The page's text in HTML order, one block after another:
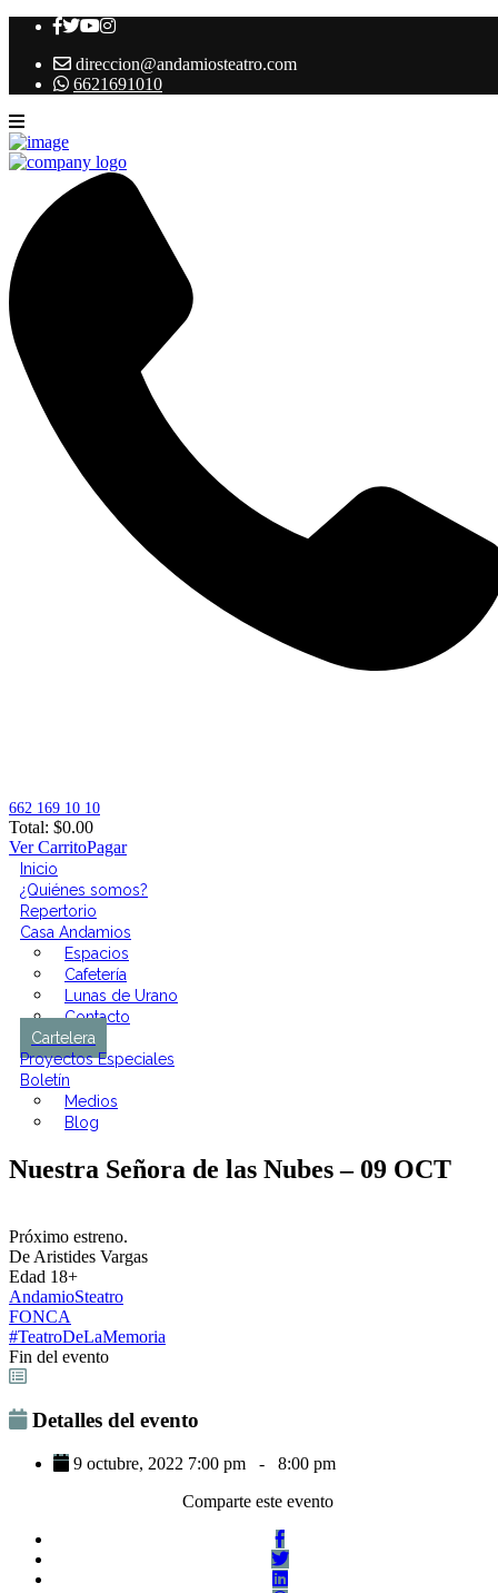
direccion@andamiosteatro.com
6621691010
662 169 10 10
Total: $0.00
Ver CarritoPagar
Inicio
¿Quiénes somos?
Repertorio
Casa Andamios
Espacios
Cafetería
Lunas de Urano
Contacto
Cartelera
Proyectos Especiales
Boletín
Medios
Blog
Nuestra Señora de las Nubes – 09 OCT
Próximo estreno.
De Aristides Vargas
Edad 18+
AndamioSteatro
FONCA
#TeatroDeLaMemoria
Fin del evento
Detalles del evento
9 octubre, 2022 7:00 pm -
8:00 pm
Comparte este evento